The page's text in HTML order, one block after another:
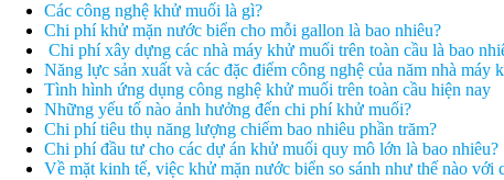
Các công nghệ khử muối là gì?
Chi phí khử mặn nước biển cho mỗi gallon là bao nhiêu?
Chi phí xây dựng các nhà máy khử muối trên toàn cầu là bao
Năng lực sản xuất và các đặc điểm công nghệ của năm nhà máy
Tình hình ứng dụng công nghệ khử muối trên toàn cầu hiện nay
Những yếu tố nào ảnh hưởng đến chi phí khử muối?
Chi phí tiêu thụ năng lượng chiếm bao nhiêu phần trăm?
Chi phí đầu tư cho các dự án khử muối quy mô lớn là bao nhiêu?
Về mặt kinh tế, việc khử mặn nước biển so sánh như thế nào với